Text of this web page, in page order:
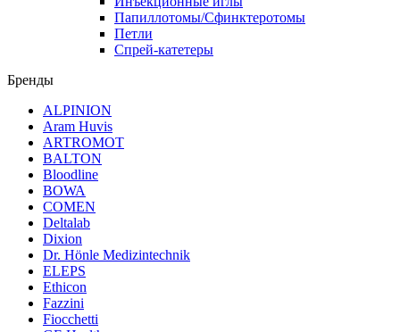
Папиллотомы/Сфинктеротомы
Петли
Спрей-катетеры
Бренды
ALPINION
Aram Huvis
ARTROMOT
BALTON
Bloodline
BOWA
COMEN
Deltalab
Dixion
Dr. Hönle Medizintechnik
ELEPS
Ethicon
Fazzini
Fiocchetti